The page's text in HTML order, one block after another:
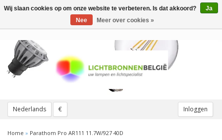
Nederlands € Inloggen
Toggle
Home » Parathom Pro AR111 11.7W/927 40D
Wij slaan cookies op om onze website te verbeteren. Is dat akkoord?
Ja
Nee
Meer over cookies »